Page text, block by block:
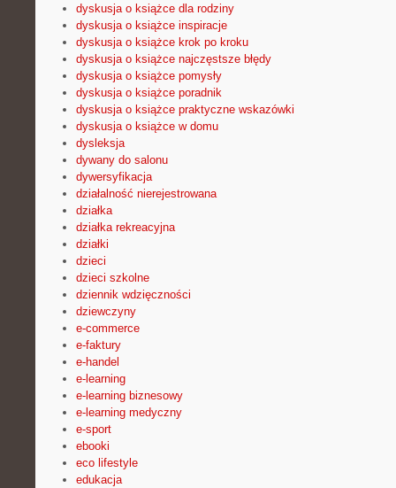
dyskusja o książce dla rodziny
dyskusja o książce inspiracje
dyskusja o książce krok po kroku
dyskusja o książce najczęstsze błędy
dyskusja o książce pomysły
dyskusja o książce poradnik
dyskusja o książce praktyczne wskazówki
dyskusja o książce w domu
dysleksja
dywany do salonu
dywersyfikacja
działalność nierejestrowana
działka
działka rekreacyjna
działki
dzieci
dzieci szkolne
dziennik wdzięczności
dziewczyny
e-commerce
e-faktury
e-handel
e-learning
e-learning biznesowy
e-learning medyczny
e-sport
ebooki
eco lifestyle
edukacja